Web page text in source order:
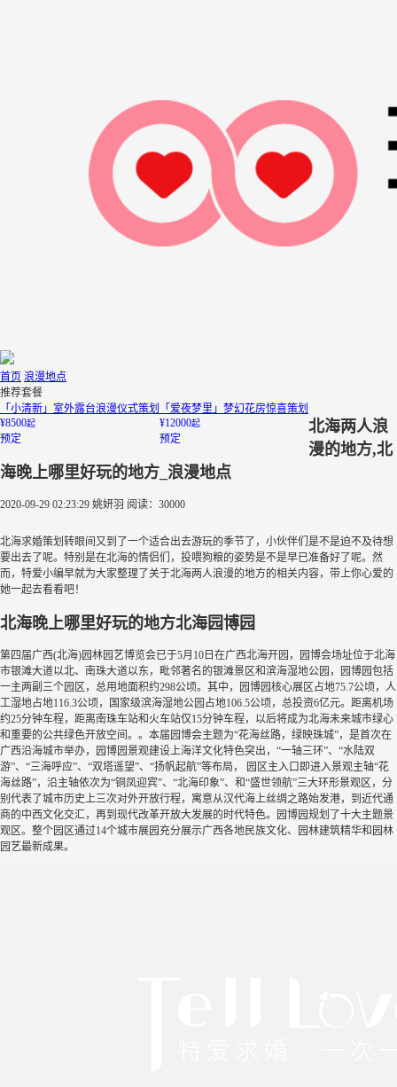
首页 浪漫地点
推荐套餐
「小清新」室外露台浪漫仪式策划
¥8500起
预定
「爱夜梦里」梦幻花房惊喜策划
¥12000起
预定
北海两人浪
漫的地方,北
海晚上哪里好玩的地方_浪漫地点
2020-09-29 02:23:29 姚妍羽 阅读：30000
北海求婚策划转眼间又到了一个适合出去游玩的季节了，小伙伴们是不是迫不及待想
要出去了呢。特别是在北海的情侣们，投喂狗粮的姿势是不是早已准备好了呢。然
而，特爱小编早就为大家整理了关于北海两人浪漫的地方的相关内容，带上你心爱的
她一起去看看吧！
北海晚上哪里好玩的地方北海园博园
第四届广西(北海)园林园艺博览会已于5月10日在广西北海开园，园博会场址位于北海
市银滩大道以北、南珠大道以东，毗邻著名的银滩景区和滨海湿地公园，园博园包括
一主两副三个园区，总用地面积约298公顷。其中，园博园核心展区占地75.7公顷，人
工湿地占地116.3公顷，国家级滨海湿地公园占地106.5公顷，总投资6亿元。距离机场
约25分钟车程，距离南珠车站和火车站仅15分钟车程，以后将成为北海未来城市绿心
和重要的公共绿色开放空间。。本届园博会主题为“花海丝路，绿映珠城”，是首次在
广西沿海城市举办，园博园景观建设上海洋文化特色突出，“一轴三环”、“水陆双
游”、“三海呼应”、“双塔遥望”、“扬帆起航”等布局， 园区主入口即进入景观主轴“花
海丝路”，沿主轴依次为“铜凤迎宾”、“北海印象”、和“盛世领航”三大环形景观区，分
别代表了城市历史上三次对外开放行程，寓意从汉代海上丝绸之路始发港，到近代通
商的中西文化交汇，再到现代改革开放大发展的时代特色。园博园规划了十大主题景
观区。整个园区通过14个城市展园充分展示广西各地民族文化、园林建筑精华和园林
园艺最新成果。